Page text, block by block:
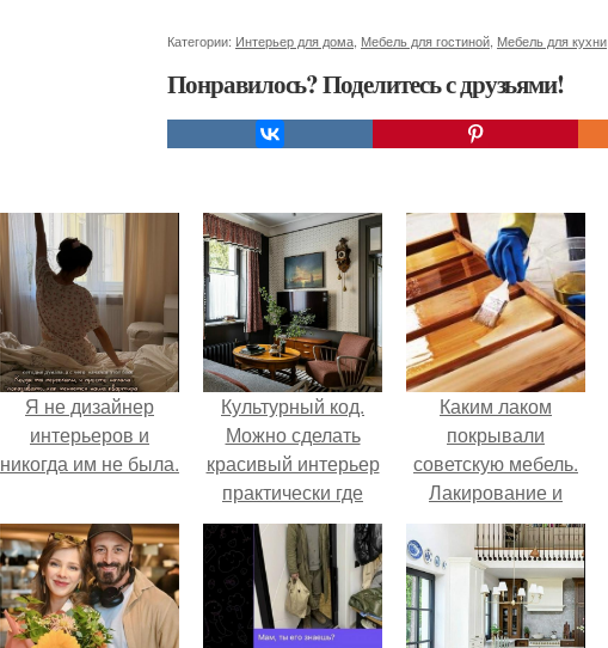
Категории: Интерьер для дома Мебель для гостиной Мебель для кухни
Понравилось? Поделитесь с друзьями!
Я не дизайнер
интерьеров и
никогда им не была.
Культурный код.
Можно сделать
красивый интерьер
практически где
угодно.
Каким лаком
покрывали
советскую мебель.
Лакирование и
покраска изделий